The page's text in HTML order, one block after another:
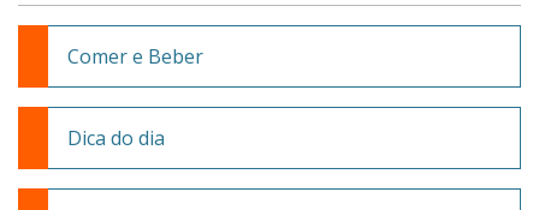
Comer e Beber
Dica do dia